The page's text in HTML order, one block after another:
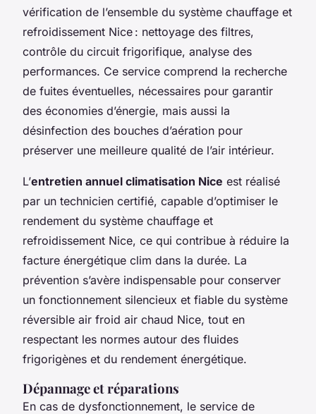
vérification de l’ensemble du système chauffage et
refroidissement Nice : nettoyage des filtres,
contrôle du circuit frigorifique, analyse des
performances. Ce service comprend la recherche
de fuites éventuelles, nécessaires pour garantir
des économies d’énergie, mais aussi la
désinfection des bouches d’aération pour
préserver une meilleure qualité de l’air intérieur.
L’entretien annuel climatisation Nice est réalisé
par un technicien certifié, capable d’optimiser le
rendement du système chauffage et
refroidissement Nice, ce qui contribue à réduire la
facture énergétique clim dans la durée. La
prévention s’avère indispensable pour conserver
un fonctionnement silencieux et fiable du système
réversible air froid air chaud Nice, tout en
respectant les normes autour des fluides
frigorigènes et du rendement énergétique.
Dépannage et réparations
En cas de dysfonctionnement, le service de